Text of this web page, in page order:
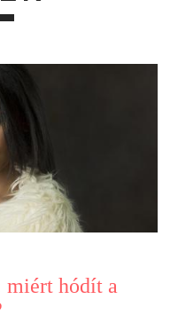
miért hódít a